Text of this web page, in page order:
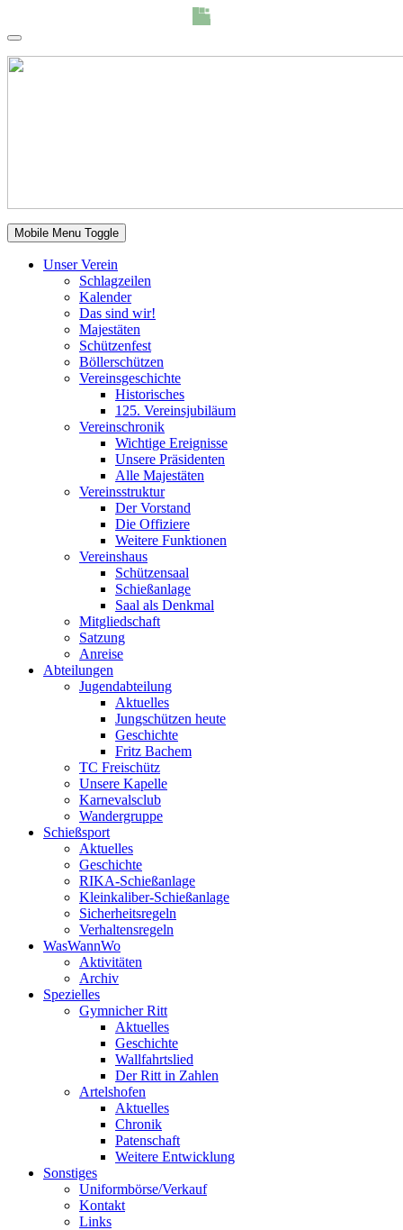
Mobile Menu Toggle
Unser Verein
Schlagzeilen
Kalender
Das sind wir!
Majestäten
Schützenfest
Böllerschützen
Vereinsgeschichte
Historisches
125. Vereinsjubiläum
Vereinschronik
Wichtige Ereignisse
Unsere Präsidenten
Alle Majestäten
Vereinsstruktur
Der Vorstand
Die Offiziere
Weitere Funktionen
Vereinshaus
Schützensaal
Schießanlage
Saal als Denkmal
Mitgliedschaft
Satzung
Anreise
Abteilungen
Jugendabteilung
Aktuelles
Jungschützen heute
Geschichte
Fritz Bachem
TC Freischütz
Unsere Kapelle
Karnevalsclub
Wandergruppe
Schießsport
Aktuelles
Geschichte
RIKA-Schießanlage
Kleinkaliber-Schießanlage
Sicherheitsregeln
Verhaltensregeln
WasWannWo
Aktivitäten
Archiv
Spezielles
Gymnicher Ritt
Aktuelles
Geschichte
Wallfahrtslied
Der Ritt in Zahlen
Artelshofen
Aktuelles
Chronik
Patenschaft
Weitere Entwicklung
Sonstiges
Uniformbörse/Verkauf
Kontakt
Links